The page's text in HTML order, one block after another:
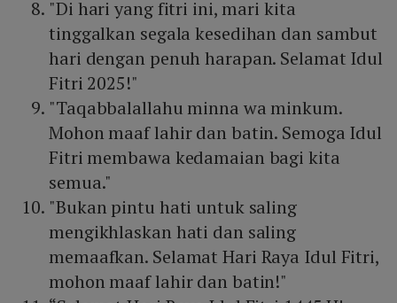
"Di hari yang fitri ini, mari kita
tinggalkan segala kesedihan dan sambut
hari dengan penuh harapan. Selamat Idul
Fitri 2025!"
"Taqabbalallahu minna wa minkum.
Mohon maaf lahir dan batin. Semoga Idul
Fitri membawa kedamaian bagi kita
semua."
"Bukan pintu hati untuk saling
mengikhlaskan hati dan saling
memaafkan. Selamat Hari Raya Idul Fitri,
mohon maaf lahir dan batin!"